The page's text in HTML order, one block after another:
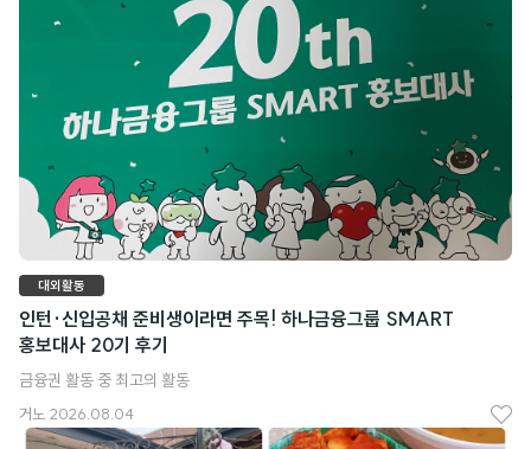
대외활동
인턴·신입공채 준비생이라면 주목! 하나금융그룹 SMART
홍보대사 20기 후기
금융권 활동 중 최고의 활동
거노 2026.08.04
좋